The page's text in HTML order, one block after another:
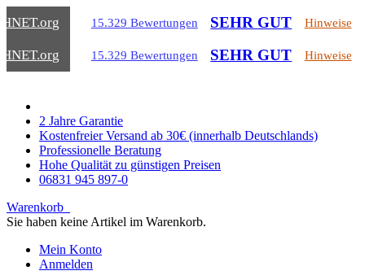
.org 15.329 Bewertungen SEHR GUT Hinweise
.org 15.329 Bewertungen SEHR GUT Hinweise
2 Jahre Garantie
Kostenfreier Versand ab 30€ (innerhalb Deutschlands)
Professionelle Beratung
Hohe Qualität zu günstigen Preisen
06831 945 897-0
Warenkorb
Sie haben keine Artikel im Warenkorb.
Mein Konto
Anmelden